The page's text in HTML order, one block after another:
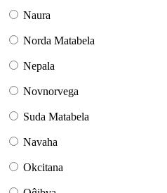
Naura
Norda Matabela
Nepala
Novnorvega
Suda Matabela
Navaha
Okcitana